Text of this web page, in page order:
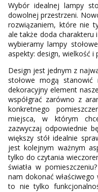
Wybór idealnej lampy
dowolnej przestrzeni.
rozwiązaniem, które nie
ale także doda charakteru
wybieramy lampy
aspekty: design, wielkość i
Design jest jednym z
stołowe mogą stanowić
dekoracyjny element
współgrać zarówno z
konkretnego
miejsca, w którym
zazwyczaj odpowiednie
większy stół idealnie
jest kolejnym ważnym
tylko do czytania
światła w
nam dokonać
to nie tylko